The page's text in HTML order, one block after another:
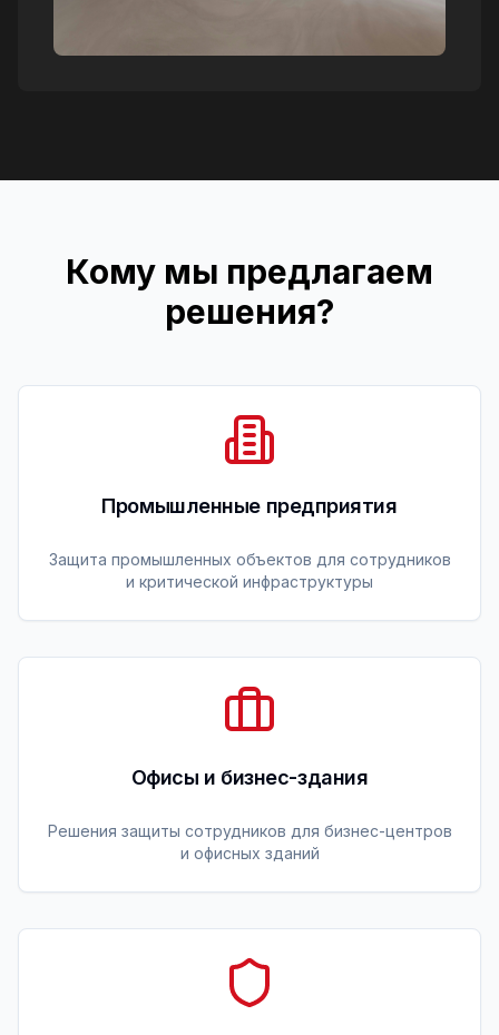
Кому мы предлагаем
решения?
Промышленные предприятия
Защита промышленных объектов для сотрудников
и критической инфраструктуры
Офисы и бизнес-здания
Решения защиты сотрудников для бизнес-центров
и офисных зданий